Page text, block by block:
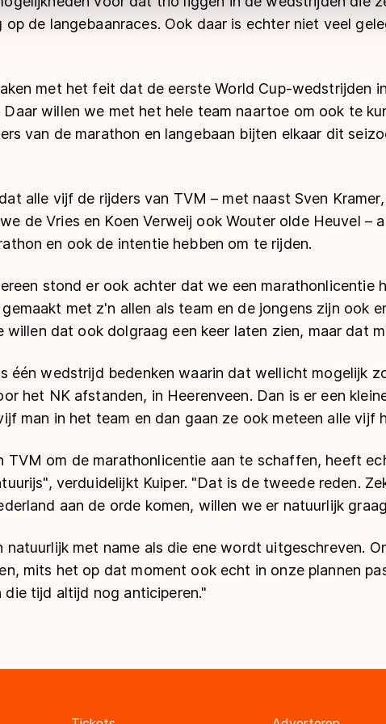
op de langebaanraces. Ook daar is echter niet veel
met het feit dat de eerste World Cup-wedstrijden
willen we met het hele team naartoe om ook te
van de marathon en langebaan bijten elkaar dit
alle vijf de rijders van TVM – met naast Sven
de Vries en Koen Verweij ook Wouter olde Heuvel –
en ook de intentie hebben om te rijden.
stond er ook achter dat we een marathonlicentie
met z'n allen als team en de jongens zijn ook
willen dat ook dolgraag een keer laten zien, maar dat
één wedstrijd bedenken waarin dat wellicht mogelijk
het NK afstanden, in Heerenveen. Dan is er een
man in het team en dan gaan ze ook meteen alle vijf
TVM om de marathonlicentie aan te schaffen, heeft
verduidelijkt Kuiper. "Dat is de tweede reden.
aan de orde komen, willen we er natuurlijk
natuurlijk met name als die ene wordt uitgeschreven.
mits het op dat moment ook echt in onze plannen
die tijd altijd nog anticiperen."